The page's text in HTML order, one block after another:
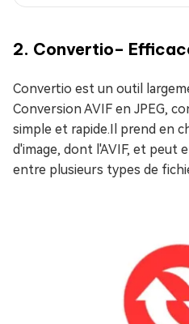
2. Convertio–
Convertio est un outil
Conversion AVIF en JPEG,
simple et rapide.Il prend en
d'image, dont l'AVIF, et peut
entre plusieurs types de